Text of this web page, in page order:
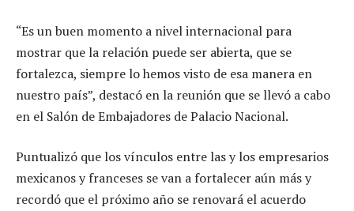
“Es un buen momento a nivel internacional para
mostrar que la relación puede ser abierta, que se
fortalezca, siempre lo hemos visto de esa manera en
nuestro país”, destacó en la reunión que se llevó a cabo
en el Salón de Embajadores de Palacio Nacional.
Puntualizó que los vínculos entre las y los empresarios
mexicanos y franceses se van a fortalecer aún más y
recordó que el próximo año se renovará el acuerdo